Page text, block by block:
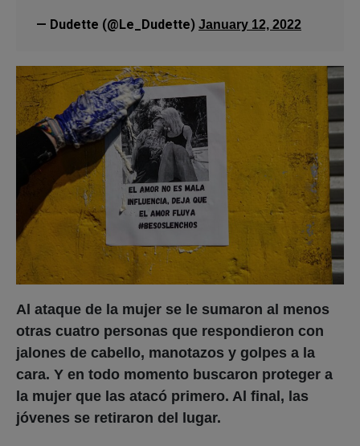
— Dudette (@Le_Dudette) January 12, 2022
Al ataque de la mujer se le sumaron al menos
otras cuatro personas que respondieron con
jalones de cabello, manotazos y golpes a la
cara. Y en todo momento buscaron proteger a
la mujer que las atacó primero. Al final, las
jóvenes se retiraron del lugar.